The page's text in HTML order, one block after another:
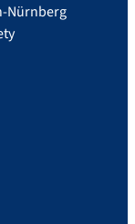
Nürnberg